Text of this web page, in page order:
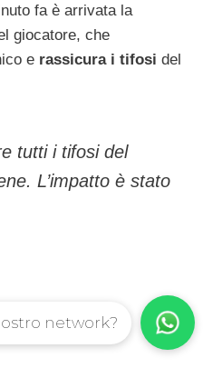
fa è arrivata la
giocatore, che
e rassicura i tifosi del
tutti i tifosi del
L’impatto è stato
network?